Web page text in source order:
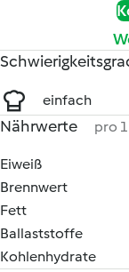
einfach
Nährwerte pro
Eiweiß
Brennwert
Fett
Ballaststoffe
Kohlenhydrate